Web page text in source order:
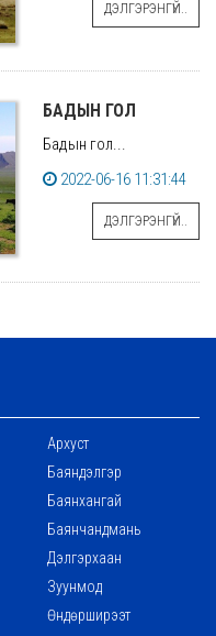
ДЭЛГЭРЭНГҮЙ..
БАДЫН ГОЛ
Бадын гол...
2022-06-16 11:31:44
ДЭЛГЭРЭНГҮЙ..
Архуст
Баяндэлгэр
Баянхангай
Баянчандмань
Дэлгэрхаан
Зуунмод
Өндөрширээт